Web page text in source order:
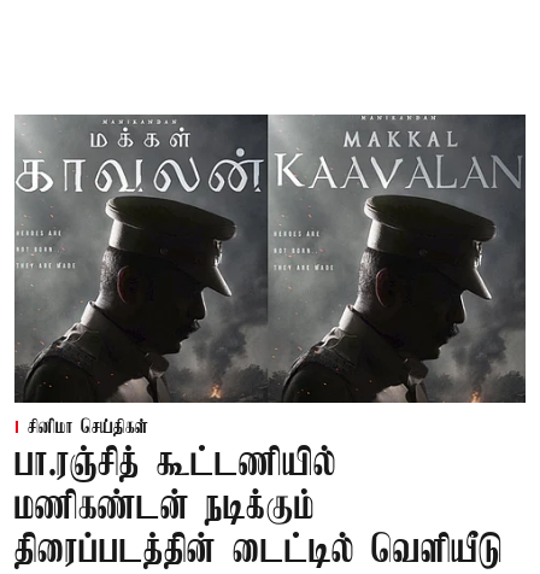
சினிமா செய்திகள்
பா.ரஞ்சித் கூட்டணியில்
மணிகண்டன் நடிக்கும்
திரைப்படத்தின் டைட்டில் வெளியீடு